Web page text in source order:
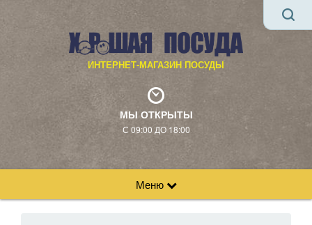
ИНТЕРНЕТ-МАГАЗИН ПОСУДЫ
МЫ ОТКРЫТЫ
С 09:00 ДО 18:00
Меню